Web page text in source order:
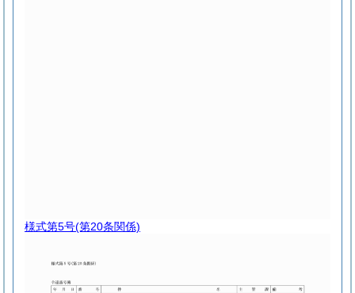
様式第5号(第20条関係)